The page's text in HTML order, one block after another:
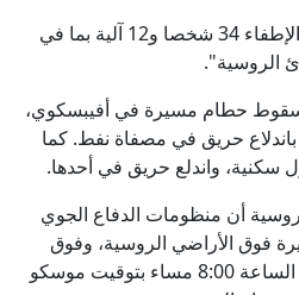
وأضاف: "شارك في عمليات الإطفاء 34 شخصا و12 آلية بما في
الروسية".
حطام مسيرة في أفيبسكوي،
حريق في مصفاة نفط. كما
سكنية، واندلع حريق في أحدها.
أن منظومات الدفاع الجوي
وأسقطت 330 مسيرة فوق الأراضي الروسية، وفوق
البحر الأسود وبحر آزوف، من الساعة 8:00 مساء بتوقيت موسكو